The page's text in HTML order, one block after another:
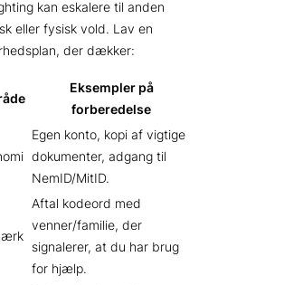
kan eskalere til anden
eller fysisk vold. Lav en
der dækker:
Eksempler på
forberedelse
Egen konto, kopi af vigtige
dokumenter, adgang til
NemID/MitID.
Aftal kodeord med
venner/familie, der
signalerer, at du har brug
for hjælp.